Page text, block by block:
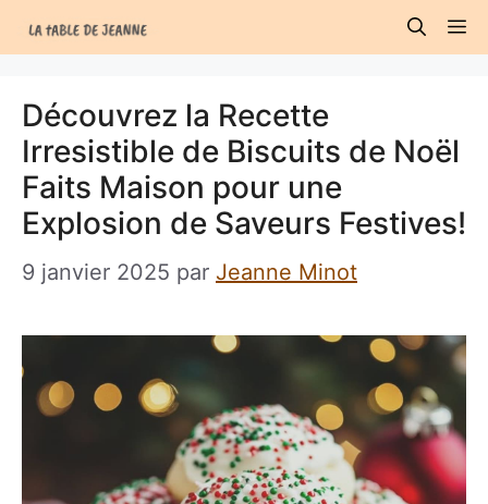
au
Découvrez la Recette
Irresistible de Biscuits de Noël
Faits Maison pour une
Explosion de Saveurs Festives!
9 janvier 2025 par Jeanne Minot